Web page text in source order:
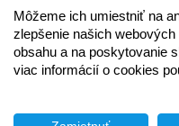
Môžeme ich umiestniť na
zlepšenie našich
obsahu a na poskytovanie
viac informácií o cookies